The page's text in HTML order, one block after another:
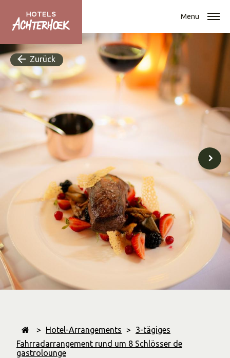
Menu
Zurück
> Hotel-Arrangements >
3-tägiges
Fahrradarrangement rund um 8 Schlösser de
gastrolounge